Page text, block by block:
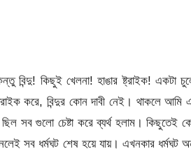
বিন্দু! কিছুই খেলনা! হাঙার ষ্ট্রাইক! একটা
করে, বিন্দুর কোন দাবী নেই। থাকলে আমি
সব গুলো চেষ্টা করে ব্যর্থ হলাম। কিছুতেই
সব ধর্মঘট শেষ হয়ে যায়। এখনকার ধর্মঘট